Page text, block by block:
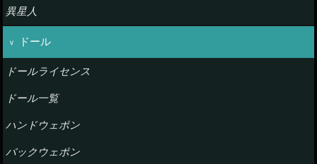
異星人
ドール
ドールライセンス
ドール一覧
ハンドウェポン
バックウェポン